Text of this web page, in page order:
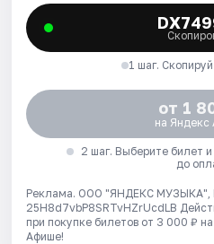
1 шаг.
от 1
на Яндекс
2 шаг. Выберите билет
до
Реклама. ООО "ЯНДЕКС МУЗЫКА",
25H8d7vbP8SRTvHZrUcdLB
при покупке билетов от 3 000 ₽
Афише!